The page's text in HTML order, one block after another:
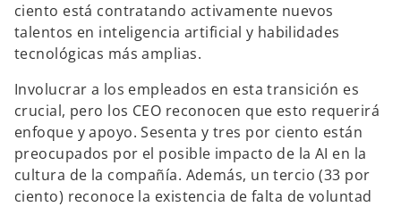
ciento está contratando activamente nuevos
talentos en inteligencia artificial y habilidades
tecnológicas más amplias.
Involucrar a los empleados en esta transición es
crucial, pero los CEO reconocen que esto requerirá
enfoque y apoyo. Sesenta y tres por ciento están
preocupados por el posible impacto de la AI en la
cultura de la compañía. Además, un tercio (33 por
ciento) reconoce la existencia de falta de voluntad